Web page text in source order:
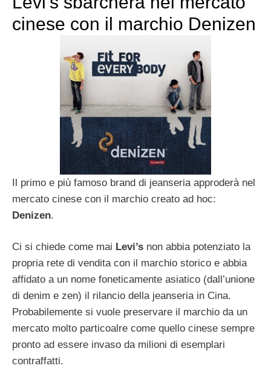
cinese con il marchio Denizen
Il primo e più famoso brand di jeanseria approderà nel
mercato cinese con il marchio creato ad hoc:
Denizen.
Ci si chiede come mai Levi’s non abbia potenziato la
propria rete di vendita con il marchio storico e abbia
affidato a un nome foneticamente asiatico (dall’unione
di denim e zen) il rilancio della jeanseria in Cina.
Probabilemente si vuole preservare il marchio da un
mercato molto particoalre come quello cinese sempre
pronto ad essere invaso da milioni di esemplari
contraffatti.